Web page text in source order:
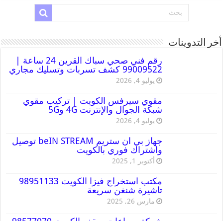
أخر التدوينات
رقم فني صحي سباك القرين 24 ساعة |
99009522 كشف تسربات وتسليك مجاري
يوليو 4, 2026
مقوي سيرفس الكويت | تركيب مقوي
شبكة الجوال والإنترنت 4G و5G
يوليو 4, 2026
جهاز بي ان ستريم beIN STREAM توصيل
واشتراك فوري بالكويت
أكتوبر 1, 2025
مكتب استخراج فيزا الكويت 98951133
تاشيرة شنغن سريعة
مارس 26, 2025